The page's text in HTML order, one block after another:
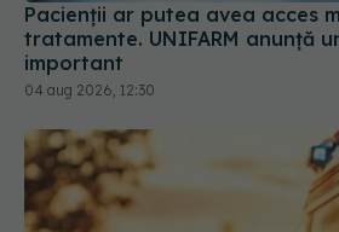
Pacienții ar putea avea acces
tratamente. UNIFARM anunță
important
04 aug 2026, 12:30